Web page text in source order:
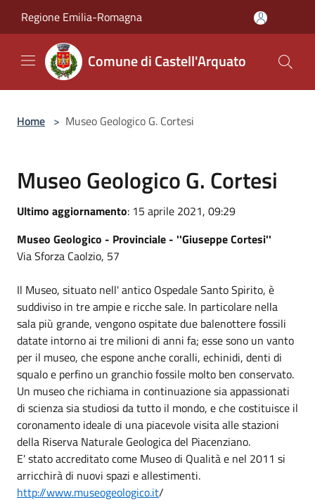
Regione Emilia-Romagna
Comune di Castell'Arquato
Home > Museo Geologico G. Cortesi
Museo Geologico G. Cortesi
Ultimo aggiornamento: 15 aprile 2021, 09:29
Museo Geologico - Provinciale - ''Giuseppe Cortesi''
Via Sforza Caolzio, 57
Il Museo, situato nell' antico Ospedale Santo Spirito, è
suddiviso in tre ampie e ricche sale. In particolare nella
sala più grande, vengono ospitate due balenottere fossili
datate intorno ai tre milioni di anni fa; esse sono un vanto
per il museo, che espone anche coralli, echinidi, denti di
squalo e perfino un granchio fossile molto ben conservato.
Un museo che richiama in continuazione sia appassionati
di scienza sia studiosi da tutto il mondo, e che costituisce il
coronamento ideale di una piacevole visita alle stazioni
della Riserva Naturale Geologica del Piacenziano.
E' stato accreditato come Museo di Qualità e nel 2011 si
arricchirà di nuovi spazi e allestimenti.
http://www.museogeologico.it/